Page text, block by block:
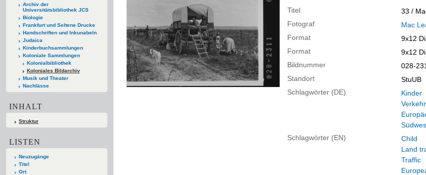
Archiv der
Universitätsbibliothek JCS
Biologie
Frankfurt und Seltene Drucke
Handschriften und Inkunabeln
Judaica
Kinderbuchsammlungen
Koloniale Sammlungen
Kolonialbibliothek
Koloniales Bildarchiv
Musik und Theater
Nachlässe
INHALT
Struktur
LISTEN
Neuzugänge
Titel
Ort
Titel
33 /
Fotograf
Mac
Format
9x12
Format
9x12
Bildnummer
028-
Standort
StuUB
Schlagwörter (DE)
Kinder
Schlagwörter (EN)
Child
Land
Traffic